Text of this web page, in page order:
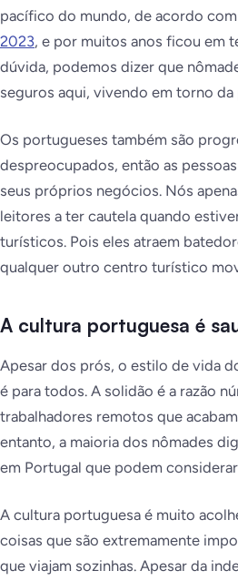
pacífico do mundo, de acordo
2023, e por muitos anos ficou em
dúvida, podemos dizer que
seguros aqui, vivendo em torno da
Os portugueses também são
despreocupados, então as
seus próprios negócios. Nós
leitores a ter cautela quando
turísticos. Pois eles atraem
qualquer outro centro turístico
A cultura portuguesa é
Apesar dos prós, o estilo de vida
é para todos. A solidão é a razão
trabalhadores remotos que
entanto, a maioria dos nômades
em Portugal que podem
A cultura portuguesa é muito
coisas que são extremamente
que viajam sozinhas. Apesar da